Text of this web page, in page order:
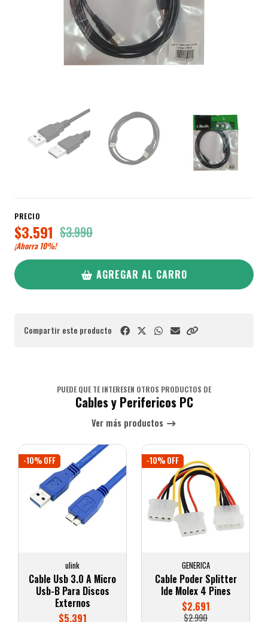
PRECIO
$3.591 $3.990
¡Ahorra 10%!
AGREGAR AL CARRO
Compartir este producto
PUEDE QUE TE INTERESEN OTROS PRODUCTOS DE
Cables y Perifericos PC
Ver más productos
-10% OFF
ulink
Cable Usb 3.0 A Micro
Usb-B Para Discos
Externos
$5.391
-10% OFF
GENERICA
Cable Poder Splitter
Ide Molex 4 Pines
$2.691
$2.990